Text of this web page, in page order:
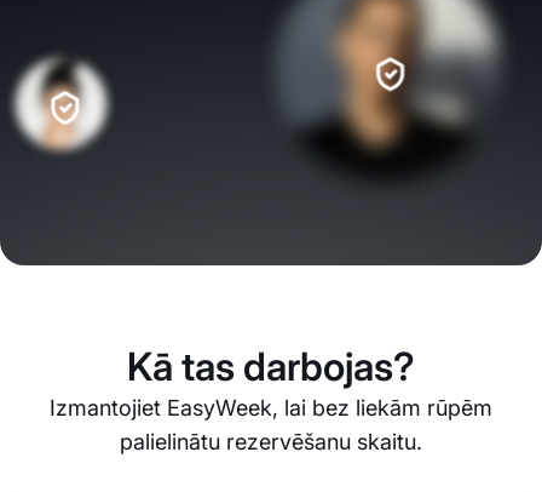
Kā tas darbojas?
Izmantojiet EasyWeek, lai bez liekām rūpēm
palielinātu rezervēšanu skaitu.